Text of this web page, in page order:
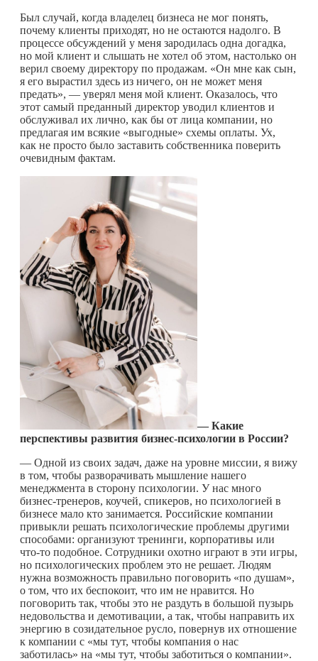
Был случай, когда владелец бизнеса не мог понять,
почему клиенты приходят, но не остаются надолго. В
процессе обсуждений у меня зародилась одна догадка,
но мой клиент и слышать не хотел об этом, настолько он
верил своему директору по продажам. «Он мне как сын,
я его вырастил здесь из ничего, он не может меня
предать», — уверял меня мой клиент. Оказалось, что
этот самый преданный директор уводил клиентов и
обслуживал их лично, как бы от лица компании, но
предлагая им всякие «выгодные» схемы оплаты. Ух,
как не просто было заставить собственника поверить
очевидным фактам.
— Какие
перспективы развития бизнес-психологии в России?
— Одной из своих задач, даже на уровне миссии, я вижу
в том, чтобы разворачивать мышление нашего
менеджмента в сторону психологии. У нас много
бизнес-тренеров, коучей, спикеров, но психологией в
бизнесе мало кто занимается. Российские компании
привыкли решать психологические проблемы другими
способами: организуют тренинги, корпоративы или
что-то подобное. Сотрудники охотно играют в эти игры,
но психологических проблем это не решает. Людям
нужна возможность правильно поговорить «по душам»,
о том, что их беспокоит, что им не нравится. Но
поговорить так, чтобы это не раздуть в большой пузырь
недовольства и демотивации, а так, чтобы направить их
энергию в созидательное русло, повернув их отношение
к компании с «мы тут, чтобы компания о нас
заботилась» на «мы тут, чтобы заботиться о компании».